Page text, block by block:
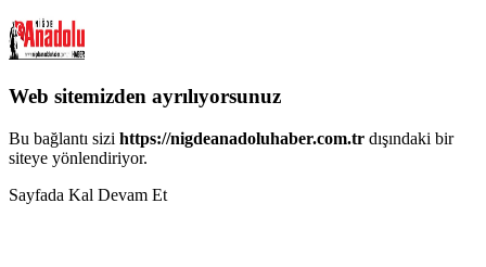
Web sitemizden ayrılıyorsunuz
Bu bağlantı sizi https://nigdeanadoluhaber.com.tr dışındaki bir
siteye yönlendiriyor.
Sayfada Kal Devam Et